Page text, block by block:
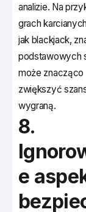
analizie. Na
grach
jak blackjack,
podstawowych
może znacząco
zwiększyć
wygraną.
8.
e